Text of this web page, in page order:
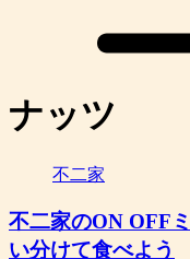
ナッツ
不二家
不二家のON OFF
い分けて食べよう